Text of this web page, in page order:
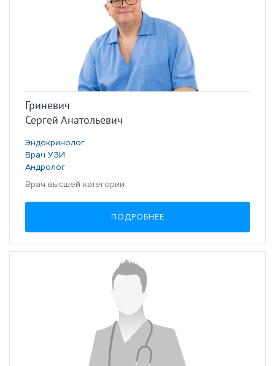
Гриневич
Сергей Анатольевич
Эндокринолог
Врач УЗИ
Андролог
Врач высшей категории
ПОДРОБНЕЕ